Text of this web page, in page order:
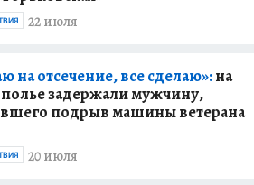
22 июля
на отсечение, все сделаю»:на
задержали мужчину,
подрыв машины ветерана
20 июля